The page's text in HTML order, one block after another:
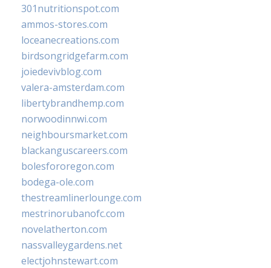
301nutritionspot.com
ammos-stores.com
loceanecreations.com
birdsongridgefarm.com
joiedevivblog.com
valera-amsterdam.com
libertybrandhemp.com
norwoodinnwi.com
neighboursmarket.com
blackanguscareers.com
bolesfororegon.com
bodega-ole.com
thestreamlinerlounge.com
mestrinorubanofc.com
novelatherton.com
nassvalleygardens.net
electjohnstewart.com